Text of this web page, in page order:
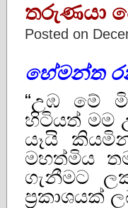
තරුණයා
Posted on
හේමන්ත
“උඹ මේ
හිටියත් මම
යෑයි
මහත්මිය
ගැනීමට
ප්‍රකාශයක්‌